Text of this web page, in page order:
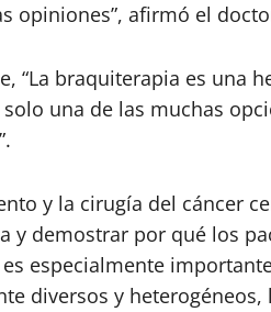
opiniones”, afirmó el
“La braquiterapia es una
una de las muchas
y la cirugía del cáncer
y demostrar por qué los
especialmente
diversos y